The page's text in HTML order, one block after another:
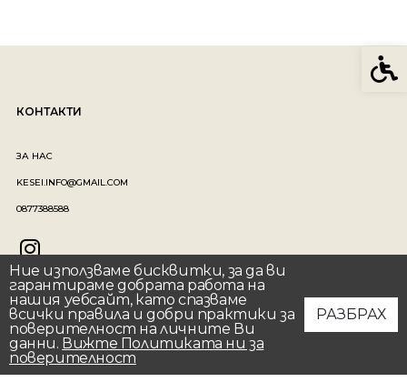
Ние използваме бисквитки, за да ви
гарантираме добрата работа на
нашия уебсайт, като спазваме
всички правила и добри практики за
поверителност на личните Ви
данни. Вижте Политиката ни за
поверителност
РАЗБРАХ
КОНТАКТИ
ЗА НАС
KESEI.INFO@GMAIL.COM
0877388588
ОБСЛУЖВАНЕ НА КЛИЕНТИ
ПОЛИТИКА ЗА ПОВЕРИТЕЛНОСТ